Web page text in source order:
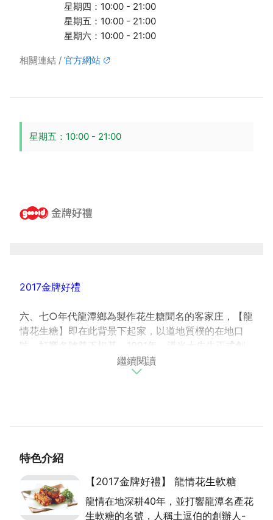
星期四：10:00 - 21:00
星期五：10:00 - 21:00
星期六：10:00 - 21:00
相關連結 官方網站
星期五：10:00 - 21:00
2017金牌好禮
六、七○年代龍潭鄉為製作花生糖聞名的客家庄，【龍
情花生糖】即在此背景下起家，以道地質樸的在地口
味，打響名號奠下根基。1991年，溫光士先生正式創
立【龍情】品牌，龍情命名取自於「龍潭真情」，道盡
對龍潭鄉這塊土地的深厚感情，係以這份情意，深耕在
繼續閱讀
特色介紹
【2017金牌好禮】 龍情花生軟糖
龍情在地深耕40年，並打響龍潭名產花
生軟糖的名號，人稱土逗伯的創辦人-